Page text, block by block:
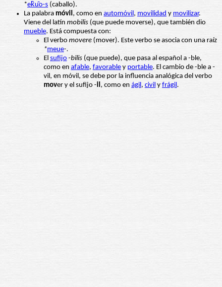
*ek̂u̯o-s (caballo).
La palabra móvil, como en automóvil, movilidad y movilizar.
Viene del latín mobilis (que puede moverse), que también dio
mueble. Está compuesta con:
El verbo movere (mover). Este verbo se asocia con una raíz
*meue-.
El sufijo -bilis (que puede), que pasa al español a -ble,
como en afable, favorable y portable. El cambio de -ble a -
vil, en móvil, se debe por la influencia analógica del verbo
mover y el sufijo -il, como en ágil, civil y frágil.